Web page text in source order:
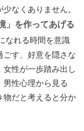
なくありません。
」を作ってあげる
なれる時間を意識
ごす、好意を隠さな
女性が一歩踏み出し
男性心理から見る
物だと考えると分か